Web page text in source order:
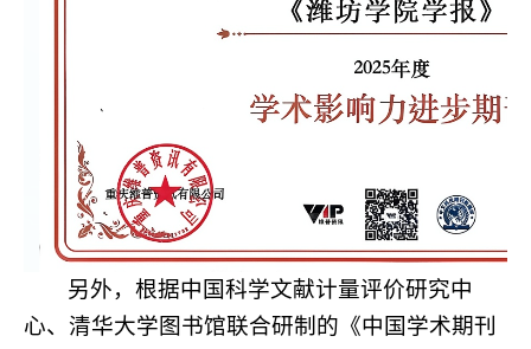
另外，根据中国科学文献计量评价研究中
心、清华大学图书馆联合研制的《中国学术期刊